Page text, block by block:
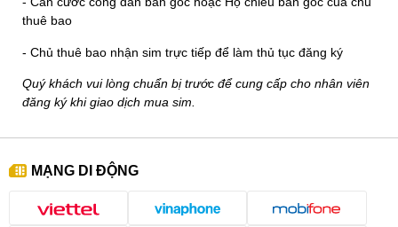
thuê bao
- Chủ thuê bao nhận sim trực tiếp để làm thủ tục đăng ký
Quý khách vui lòng chuẩn bị trước để cung cấp cho nhân viên
đăng ký khi giao dịch mua sim.
MẠNG DI ĐỘNG